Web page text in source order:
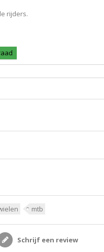
rijders.
mtb
Schrijf een review